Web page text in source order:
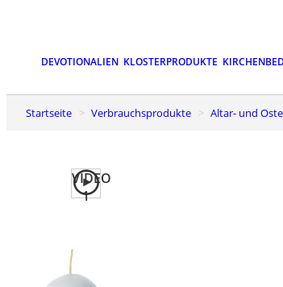
DEVOTIONALIEN KLOSTERPRODUKTE
Startseite Verbrauchsprodukte Altar- und
VIDEO
1